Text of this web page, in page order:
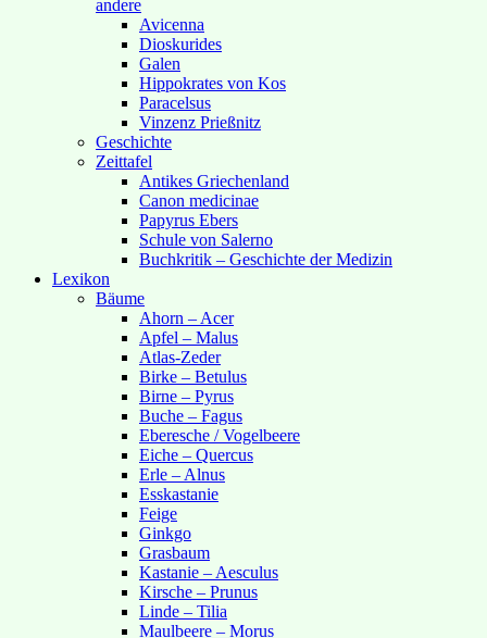
andere
Avicenna
Dioskurides
Galen
Hippokrates von Kos
Paracelsus
Vinzenz Prießnitz
Geschichte
Zeittafel
Antikes Griechenland
Canon medicinae
Papyrus Ebers
Schule von Salerno
Buchkritik – Geschichte der Medizin
Lexikon
Bäume
Ahorn – Acer
Apfel – Malus
Atlas-Zeder
Birke – Betulus
Birne – Pyrus
Buche – Fagus
Eberesche / Vogelbeere
Eiche – Quercus
Erle – Alnus
Esskastanie
Feige
Ginkgo
Grasbaum
Kastanie – Aesculus
Kirsche – Prunus
Linde – Tilia
Maulbeere – Morus